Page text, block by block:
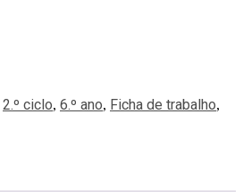
2.º ciclo, 6.º ano, Ficha de trabalho,